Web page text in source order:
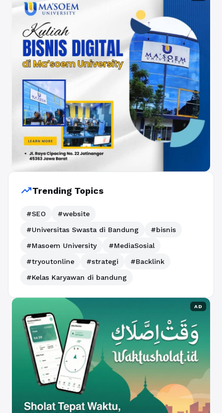
trending_upTrending Topics
#SEO
#website
#Universitas Swasta di Bandung
#bisnis
#Masoem University
#MediaSosial
#tryoutonline
#strategi
#Backlink
#Kelas Karyawan di bandung
AD